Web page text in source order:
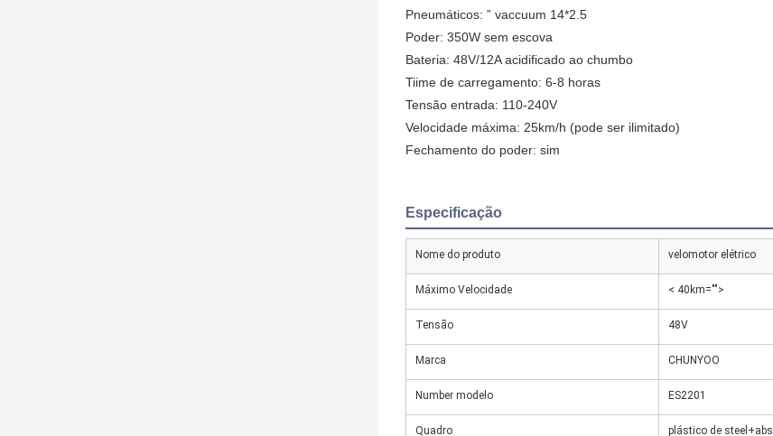
Pneumáticos: ” vaccuum 14*2.5
Poder: 350W sem escova
Bateria: 48V/12A acidificado ao chumbo
Tiime de carregamento: 6-8 horas
Tensão entrada: 110-240V
Velocidade máxima: 25km/h (pode ser ilimitado)
Fechamento do poder: sim
Especificação
Nome do produto velomotor elétrico
Máximo Velocidade < 40km="">
Tensão 48V
Marca CHUNYOO
Number modelo ES2201
Quadro plástico de steel+abs